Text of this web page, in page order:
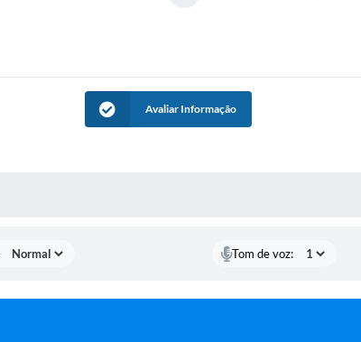
Avaliar Informação
Tom de voz: